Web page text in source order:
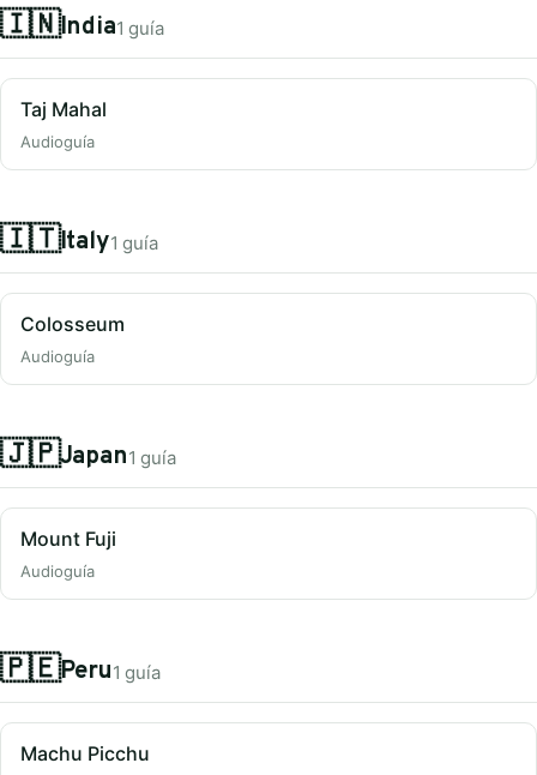
🇮🇳India1 guía
Taj Mahal
Audioguía
🇮🇹Italy1 guía
Colosseum
Audioguía
🇯🇵Japan1 guía
Mount Fuji
Audioguía
🇵🇪Peru1 guía
Machu Picchu